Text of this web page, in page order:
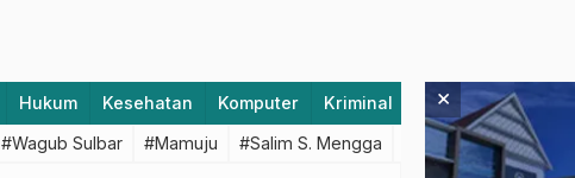
Hukum Kesehatan Komputer Kriminal Lifestyle
#Wagub Sulbar #Mamuju #Salim S. Mengga #featured #Polda
×